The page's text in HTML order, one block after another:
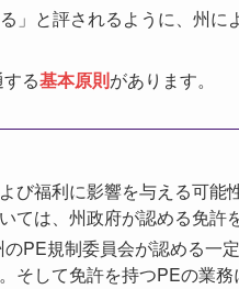
」と評されるように、州
る基本原則があります。
び福利に影響を与える可能
ては、州政府が認める免許
PE規制委員会が認める一
そして免許を持つPEの業